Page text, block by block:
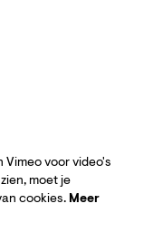
Vimeo voor video's
moet je
cookies. Meer